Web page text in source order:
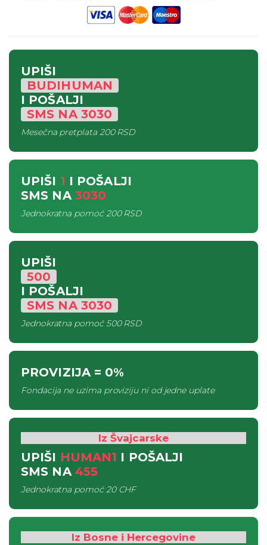
UPIŠI
BUDIHUMAN
I POŠALJI
SMS NA3030
Mesečna pretplata200 RSD
UPIŠI 1 I POŠALJI
SMS NA 3030
Jednokratna pomoć200 RSD
UPIŠI
500
I POŠALJI
SMS NA3030
Jednokratna pomoć500 RSD
PROVIZIJA= 0%
Fondacija ne uzima proviziju ni od jedne uplate
Iz Švajcarske
UPIŠI HUMAN1 I POŠALJI
SMS NA 455
Jednokratna pomoć20 CHF
Iz Bosne i Hercegovine